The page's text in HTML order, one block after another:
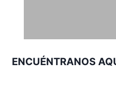
ENCUÉNTRANOS